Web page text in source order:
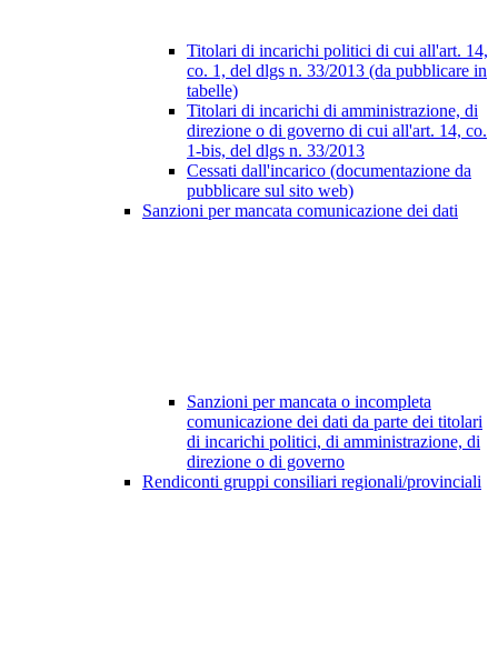
Titolari di incarichi politici di cui all'art. 14,
co. 1, del dlgs n. 33/2013 (da pubblicare in
tabelle)
Titolari di incarichi di amministrazione, di
direzione o di governo di cui all'art. 14, co.
1-bis, del dlgs n. 33/2013
Cessati dall'incarico (documentazione da
pubblicare sul sito web)
Sanzioni per mancata comunicazione dei dati
Sanzioni per mancata o incompleta
comunicazione dei dati da parte dei titolari
di incarichi politici, di amministrazione, di
direzione o di governo
Rendiconti gruppi consiliari regionali/provinciali